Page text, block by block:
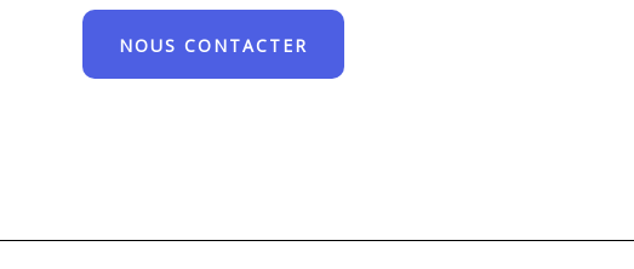
NOUS CONTACTER